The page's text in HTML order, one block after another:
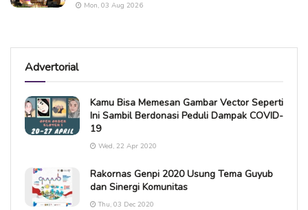
Mon, 03 Aug 2026
Advertorial
Kamu Bisa Memesan Gambar Vector Seperti
Ini Sambil Berdonasi Peduli Dampak COVID-
19
Wed, 22 Apr 2020
Rakornas Genpi 2020 Usung Tema Guyub
dan Sinergi Komunitas
Thu, 03 Dec 2020